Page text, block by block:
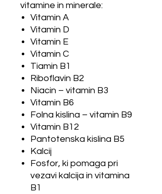
vitamine in minerale:
Vitamin A
Vitamin D
Vitamin E
Vitamin C
Tiamin B1
Riboflavin B2
Niacin – vitamin B3
Vitamin B6
Folna kislina – vitamin B9
Vitamin B12
Pantotenska kislina B5
Kalcij
Fosfor, ki pomaga pri
vezavi kalcija in vitamina
B1